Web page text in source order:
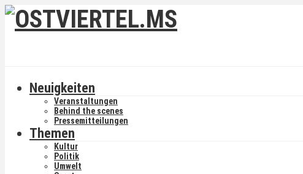
Neuigkeiten
Veranstaltungen
Behind the scenes
Pressemitteilungen
Themen
Kultur
Politik
Umwelt